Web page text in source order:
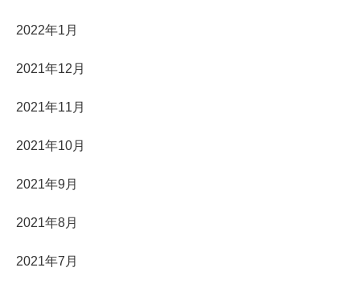
2022年1月
2021年12月
2021年11月
2021年10月
2021年9月
2021年8月
2021年7月